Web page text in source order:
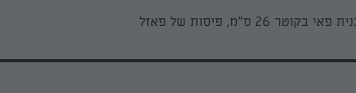
בקוטר 26 ס"מ, פיסות של פאזל